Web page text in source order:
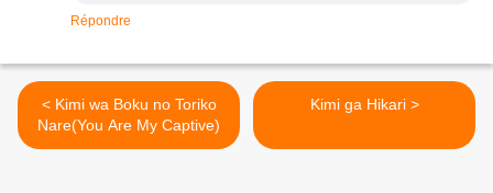
Répondre
< Kimi wa Boku no Toriko
Nare(You Are My Captive)
Kimi ga Hikari >